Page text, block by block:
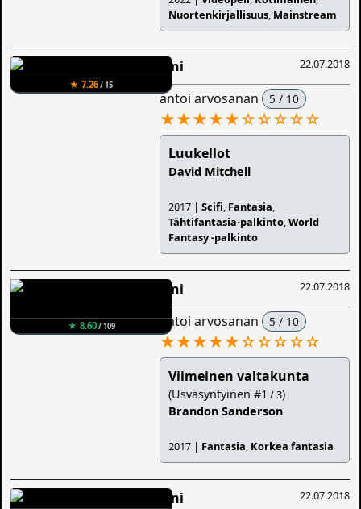
Nuortenkirjallisuus, Mainstream
★ 7.26/ 15
22.07.2018
Sini
antoi arvosanan 5 / 10
★★★★★☆☆☆☆☆
Luukellot
David Mitchell
2017 |Scifi, Fantasia,
Tähtifantasia-palkinto,World
Fantasy -palkinto
★ 8.60/ 109
22.07.2018
Sini
antoi arvosanan 5 / 10
★★★★★☆☆☆☆☆
Viimeinen valtakunta
(Usvasyntyinen #1 / 3)
Brandon Sanderson
2017 | Fantasia, Korkea fantasia
22.07.2018
Sini